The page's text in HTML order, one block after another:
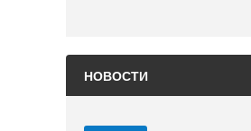
НОВОСТИ